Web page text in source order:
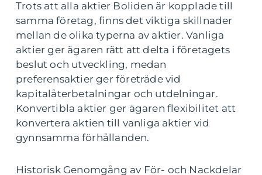
Trots att alla aktier Boliden är kopplade till
samma företag, finns det viktiga skillnader
mellan de olika typerna av aktier. Vanliga
aktier ger ägaren rätt att delta i företagets
beslut och utveckling, medan
preferensaktier ger företräde vid
kapitalåterbetalningar och utdelningar.
Konvertibla aktier ger ägaren flexibilitet att
konvertera aktien till vanliga aktier vid
gynnsamma förhållanden.
Historisk Genomgång av För- och Nackdelar